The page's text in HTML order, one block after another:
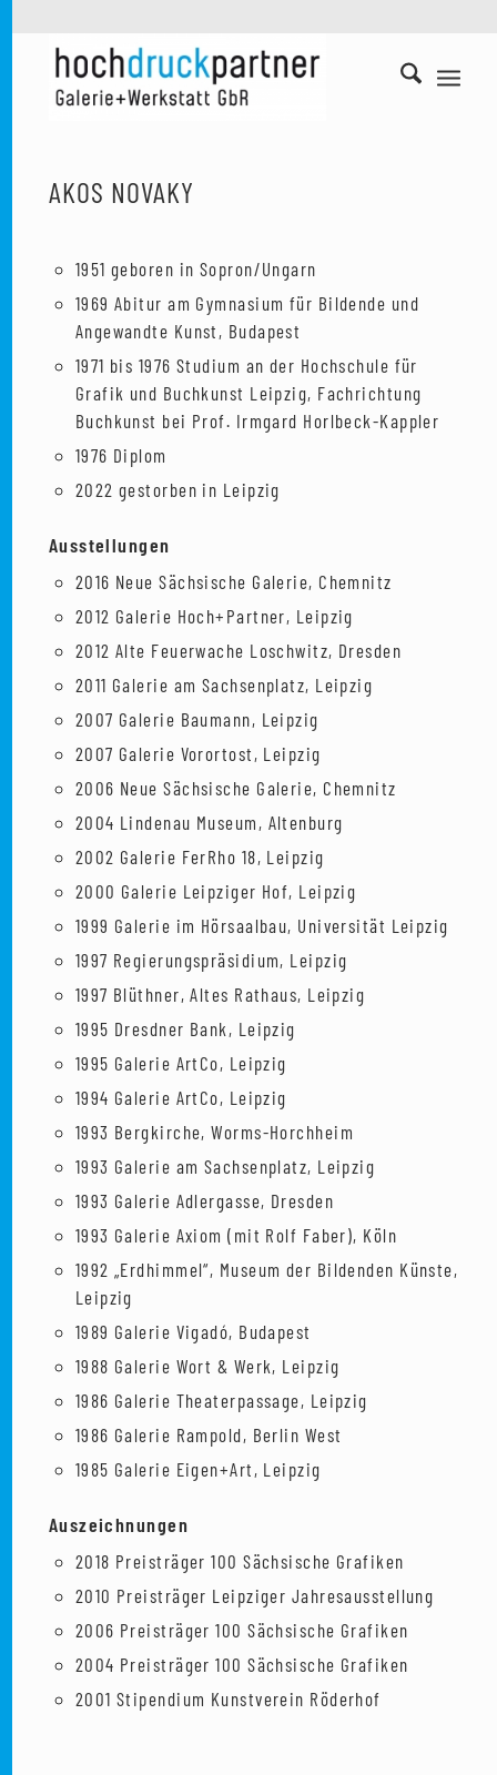
AKOS NOVAKY
1951 geboren in Sopron/Ungarn
1969 Abitur am Gymnasium für Bildende und
Angewandte Kunst, Budapest
1971 bis 1976 Studium an der Hochschule für
Grafik und Buchkunst Leipzig, Fachrichtung
Buchkunst bei Prof. Irmgard Horlbeck-Kappler
1976 Diplom
2022 gestorben in Leipzig
Ausstellungen
2016 Neue Sächsische Galerie, Chemnitz
2012 Galerie Hoch+Partner, Leipzig
2012 Alte Feuerwache Loschwitz, Dresden
2011 Galerie am Sachsenplatz, Leipzig
2007 Galerie Baumann, Leipzig
2007 Galerie Vorortost, Leipzig
2006 Neue Sächsische Galerie, Chemnitz
2004 Lindenau Museum, Altenburg
2002 Galerie FerRho 18, Leipzig
2000 Galerie Leipziger Hof, Leipzig
1999 Galerie im Hörsaalbau, Universität Leipzig
1997 Regierungspräsidium, Leipzig
1997 Blüthner, Altes Rathaus, Leipzig
1995 Dresdner Bank, Leipzig
1995 Galerie ArtCo, Leipzig
1994 Galerie ArtCo, Leipzig
1993 Bergkirche, Worms-Horchheim
1993 Galerie am Sachsenplatz, Leipzig
1993 Galerie Adlergasse, Dresden
1993 Galerie Axiom (mit Rolf Faber), Köln
1992 „Erdhimmel“, Museum der Bildenden Künste,
Leipzig
1989 Galerie Vigadó, Budapest
1988 Galerie Wort & Werk, Leipzig
1986 Galerie Theaterpassage, Leipzig
1986 Galerie Rampold, Berlin West
1985 Galerie Eigen+Art, Leipzig
Auszeichnungen
2018 Preisträger 100 Sächsische Grafiken
2010 Preisträger Leipziger Jahresausstellung
2006 Preisträger 100 Sächsische Grafiken
2004 Preisträger 100 Sächsische Grafiken
2001 Stipendium Kunstverein Röderhof